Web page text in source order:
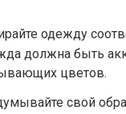
одежду
должна быть
цветов.
свой